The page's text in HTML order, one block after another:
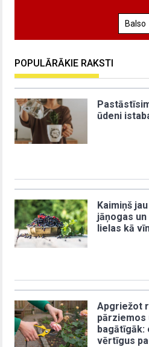
Balso
POPULĀRĀKIE RAKSTI
ūdeni
Kaimiņš
jāņogas
lielas kā
Apgriežot
pārziemos
bagātīgāk:
vērtīgus